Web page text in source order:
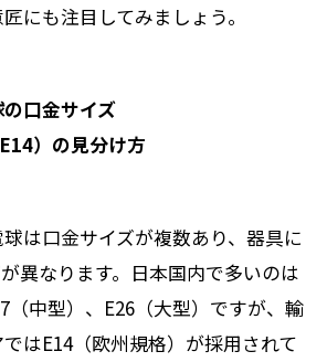
にも注目してみましょう。
口金サイズ
）の見分け方
は口金サイズが複数あり、器具に
異なります。日本国内で多いのは
（中型）、E26（大型）ですが、輸
はE14（欧州規格）が採用されて